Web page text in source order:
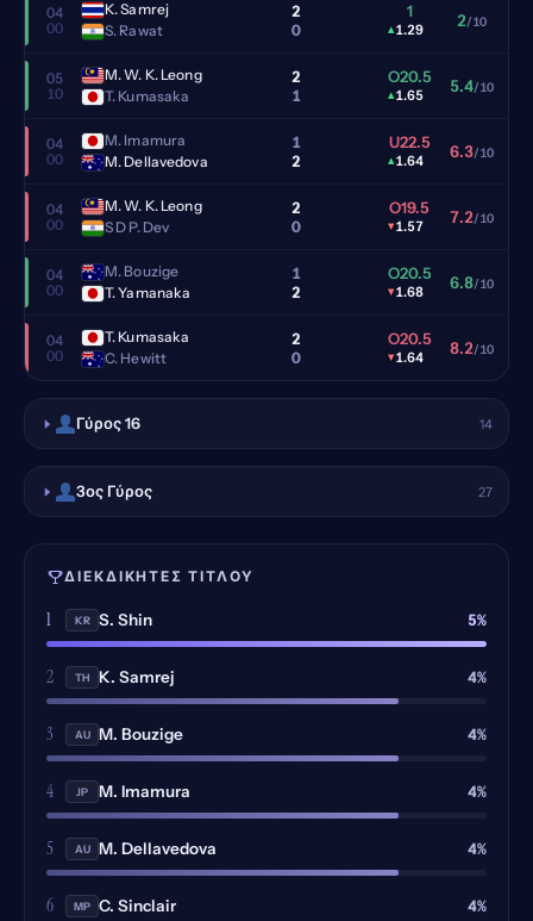
04
00
K. Samrej
S. Rawat
2
0
1
▴1.29 2/10
05
10
M. W. K. Leong
T. Kumasaka
2
1
O20.5
▴1.65 5.4/10
04
00
M. Imamura
M. Dellavedova
1
2
U22.5
▴1.64 6.3/10
04
00
M. W. K. Leong
S D P. Dev
2
0
O19.5
▾1.57 7.2/10
04
00
M. Bouzige
T. Yamanaka
1
2
O20.5
▾1.68 6.8/10
04
00
T. Kumasaka
C. Hewitt
2
0
O20.5
▾1.64 8.2/10
Γύρος 16 14
3ος Γύρος 27
ΔΙΕΚΔΙΚΗΤΈΣ ΤΊΤΛΟΥ
1 KR S. Shin 5%
2 TH K. Samrej 4%
3 AU M. Bouzige 4%
4 JP M. Imamura 4%
5 AU M. Dellavedova 4%
6 MP C. Sinclair 4%